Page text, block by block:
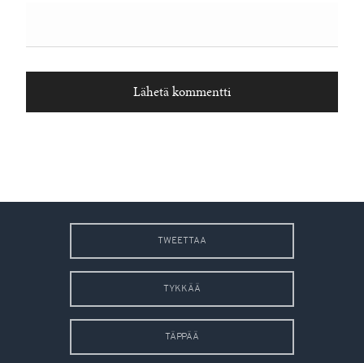
TWEETTAA
TYKKÄÄ
TÄPPÄÄ